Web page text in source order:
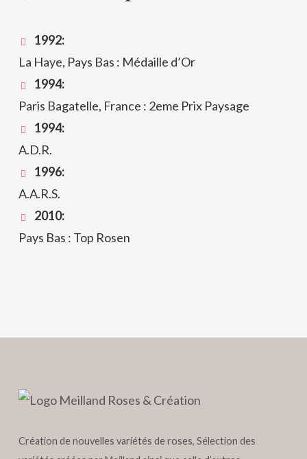
1992:
La Haye, Pays Bas : Médaille d’Or
1994:
Paris Bagatelle, France : 2eme Prix Paysage
1994:
A.D.R.
1996:
A.A.R.S.
2010:
Pays Bas : Top Rosen
Création de nouvelles variétés de roses, Sélection des